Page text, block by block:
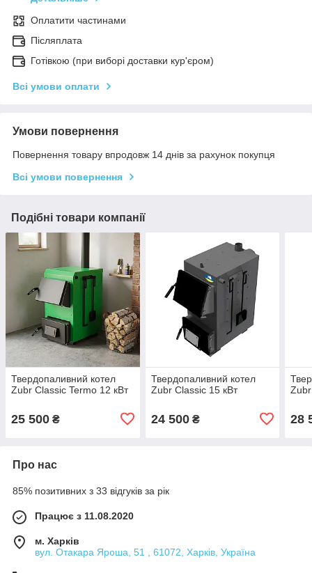
Оплатити частинами
Післяплата
Готівкою (при виборі доставки кур'єром)
Всі умови оплати
Умови повернення
Повернення товару впродовж 14 днів за рахунок покупця
Всі умови повернення
Подібні товари компанії
Твердопаливний котел
Zubr Classic Termo 12 кВт
25 500 ₴
Твердопаливний котел
Zubr Classic 15 кВт
24 500₴ 28
Про нас
85% позитивних з 33 відгуків за рік
Працює з 11.08.2020
м. Харків
вул. Отакара Яроша, 51 , 61072, Харків, Україна